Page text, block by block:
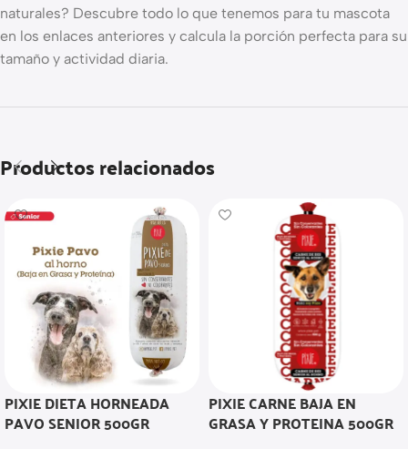
naturales? Descubre todo lo que tenemos para tu mascota
en los enlaces anteriores y calcula la porción perfecta para su
tamaño y actividad diaria.
Productos relacionados
PIXIE DIETA HORNEADA
PAVO SENIOR 500GR
PIXIE CARNE BAJA EN
GRASA Y PROTEINA 500GR